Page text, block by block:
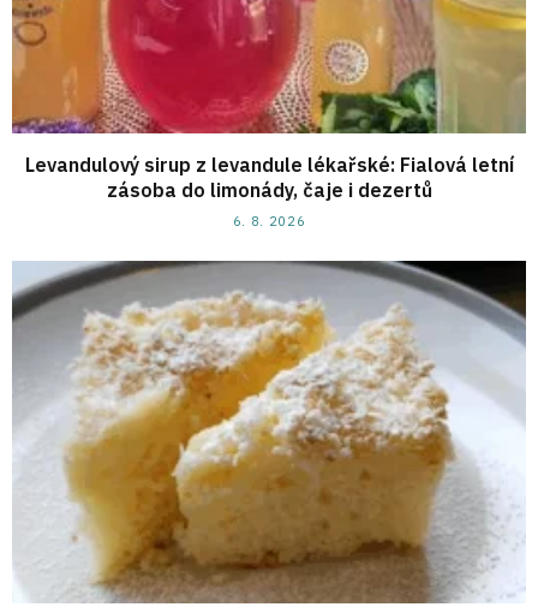
Levandulový sirup z levandule lékařské: Fialová letní
zásoba do limonády, čaje i dezertů
6. 8. 2026